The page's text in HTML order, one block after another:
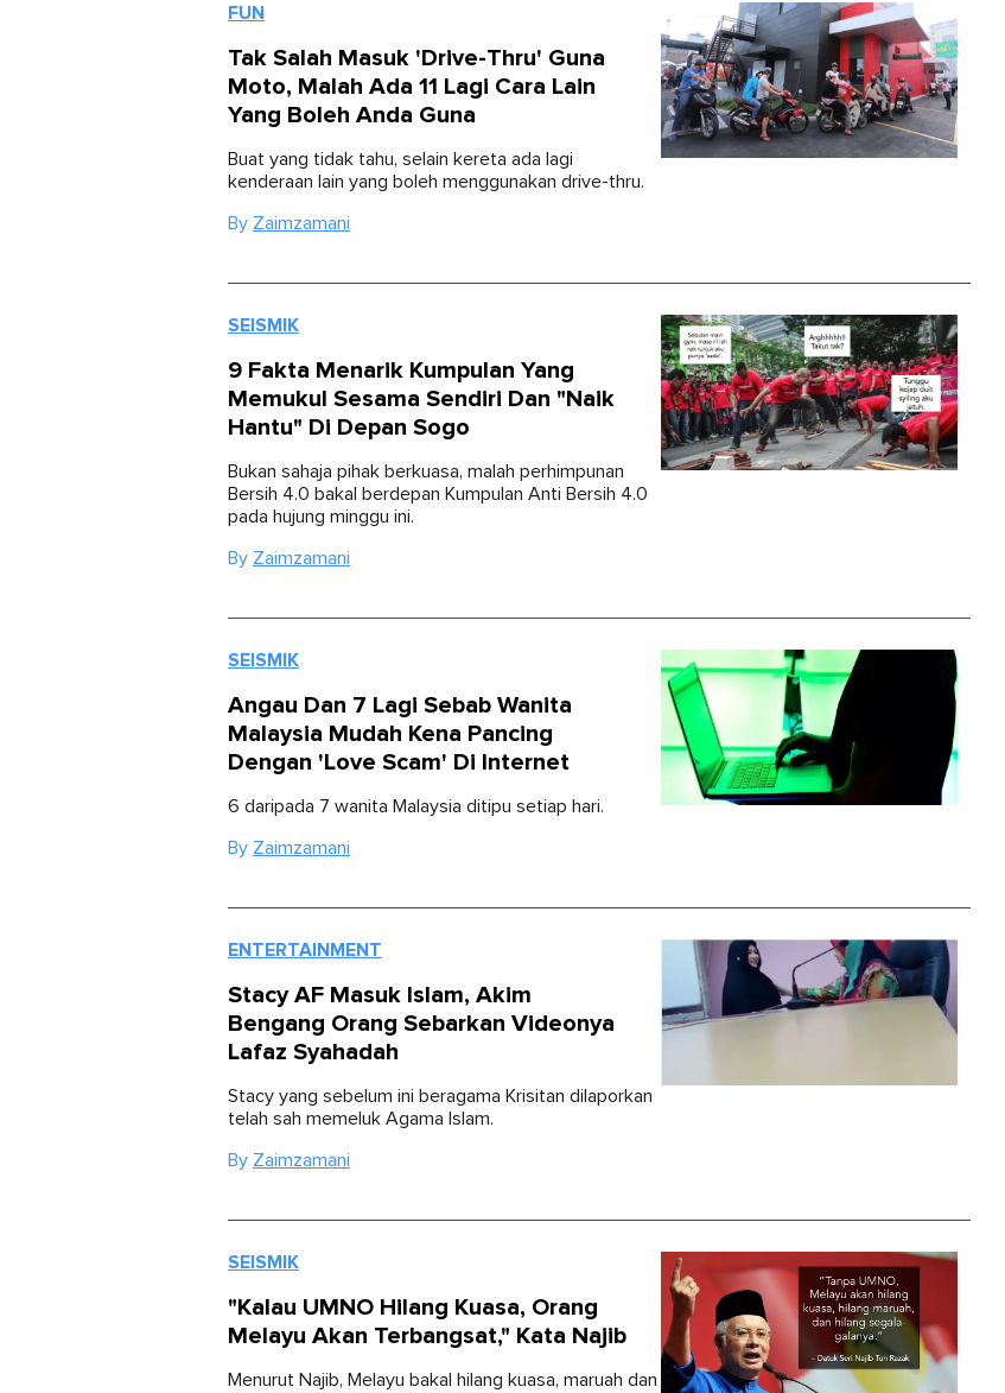
FUN
Tak Salah Masuk 'Drive-Thru' Guna
Moto, Malah Ada 11 Lagi Cara Lain
Yang Boleh Anda Guna
Buat yang tidak tahu, selain kereta ada lagi
kenderaan lain yang boleh menggunakan drive-thru.
By Zaimzamani
SEISMIK
9 Fakta Menarik Kumpulan Yang
Memukul Sesama Sendiri Dan "Naik
Hantu" Di Depan Sogo
Bukan sahaja pihak berkuasa, malah perhimpunan
Bersih 4.0 bakal berdepan Kumpulan Anti Bersih 4.0
pada hujung minggu ini.
By Zaimzamani
SEISMIK
Angau Dan 7 Lagi Sebab Wanita
Malaysia Mudah Kena Pancing
Dengan 'Love Scam' Di Internet
6 daripada 7 wanita Malaysia ditipu setiap hari.
By Zaimzamani
ENTERTAINMENT
Stacy AF Masuk Islam, Akim
Bengang Orang Sebarkan Videonya
Lafaz Syahadah
Stacy yang sebelum ini beragama Krisitan dilaporkan
telah sah memeluk Agama Islam.
By Zaimzamani
SEISMIK
"Kalau UMNO Hilang Kuasa, Orang
Melayu Akan Terbangsat," Kata Najib
Menurut Najib, Melayu bakal hilang kuasa, maruah dan